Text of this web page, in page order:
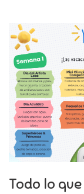
Todo lo